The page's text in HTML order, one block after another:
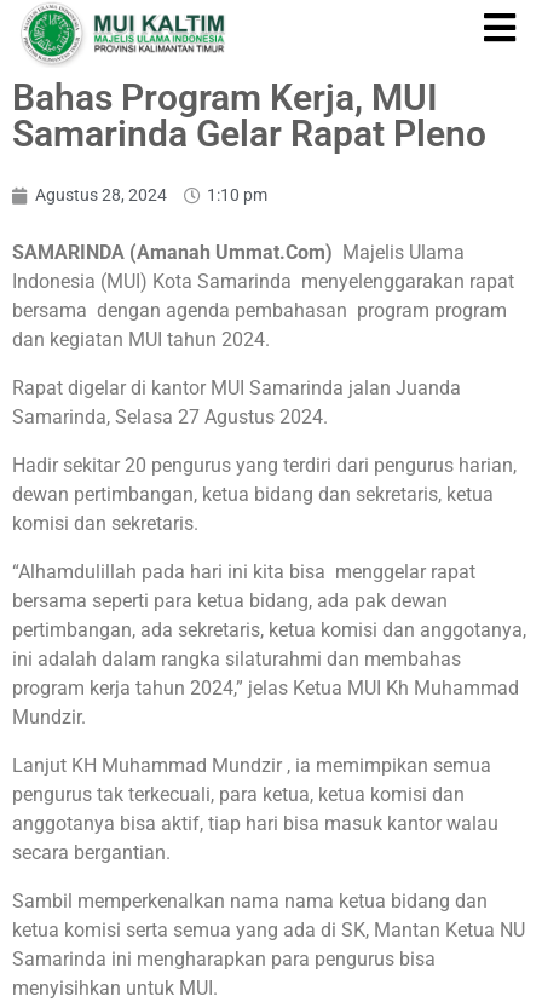
Bahas Program Kerja, MUI
Samarinda Gelar Rapat Pleno
Agustus 28, 2024 1:10 pm
SAMARINDA (Amanah Ummat.Com) Majelis Ulama
Indonesia (MUI) Kota Samarinda menyelenggarakan rapat
bersama dengan agenda pembahasan program program
dan kegiatan MUI tahun 2024.
Rapat digelar di kantor MUI Samarinda jalan Juanda
Samarinda, Selasa 27 Agustus 2024.
Hadir sekitar 20 pengurus yang terdiri dari pengurus harian,
dewan pertimbangan, ketua bidang dan sekretaris, ketua
komisi dan sekretaris.
“Alhamdulillah pada hari ini kita bisa menggelar rapat
bersama seperti para ketua bidang, ada pak dewan
pertimbangan, ada sekretaris, ketua komisi dan anggotanya,
ini adalah dalam rangka silaturahmi dan membahas
program kerja tahun 2024,” jelas Ketua MUI Kh Muhammad
Mundzir.
Lanjut KH Muhammad Mundzir , ia memimpikan semua
pengurus tak terkecuali, para ketua, ketua komisi dan
anggotanya bisa aktif, tiap hari bisa masuk kantor walau
secara bergantian.
Sambil memperkenalkan nama nama ketua bidang dan
ketua komisi serta semua yang ada di SK, Mantan Ketua NU
Samarinda ini mengharapkan para pengurus bisa
menyisihkan untuk MUI.